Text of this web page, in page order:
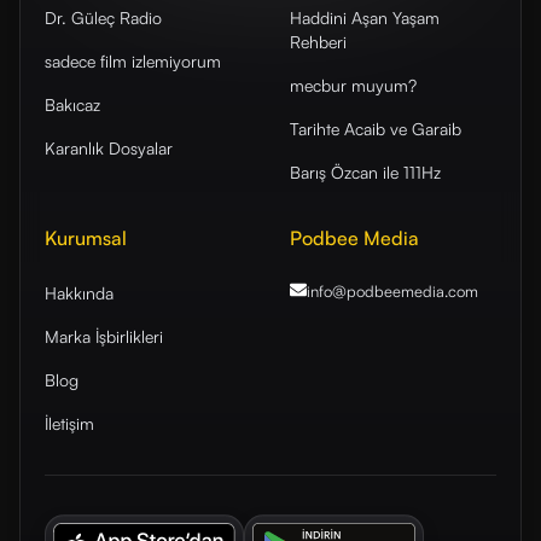
Dr. Güleç Radio
sadece film izlemiyorum
Bakıcaz
Karanlık Dosyalar
Haddini Aşan Yaşam
Rehberi
mecbur muyum?
Tarihte Acaib ve Garaib
Barış Özcan ile 111Hz
Kurumsal
Hakkında
Marka İşbirlikleri
Blog
İletişim
Podbee Media
info@podbeemedia.com